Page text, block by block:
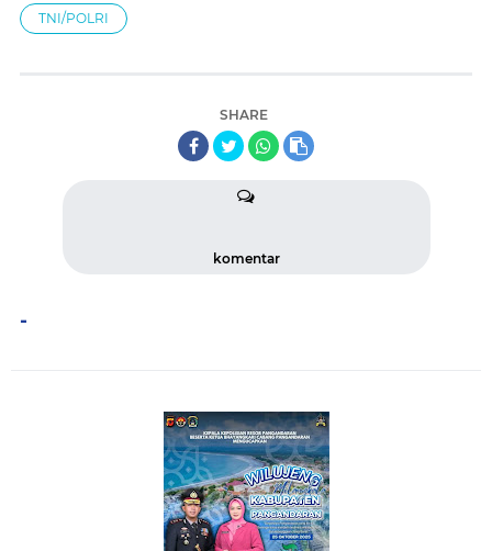
TNI/POLRI
SHARE
komentar
-